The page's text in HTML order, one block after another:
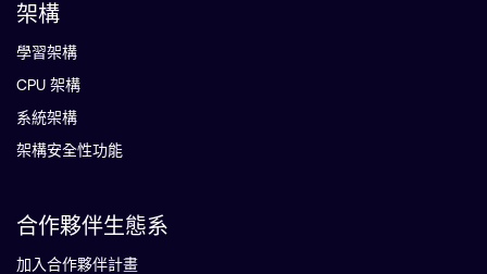
架構
學習架構
CPU 架構
系統架構
架構安全性功能
合作夥伴生態系
加入合作夥伴計畫